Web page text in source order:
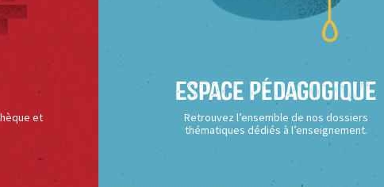
et
Espace Pédagogique
Retrouvez l’ensemble de nos dossiers
thématiques dédiés à l’enseignement.